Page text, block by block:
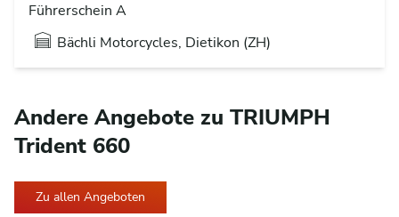
Führerschein A
Bächli Motorcycles, Dietikon (ZH)
Andere Angebote zu TRIUMPH
Trident 660
Zu allen Angeboten